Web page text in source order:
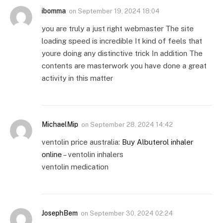
ibomma on September 19, 2024 18:04
you are truly a just right webmaster The site
loading speed is incredible It kind of feels that
youre doing any distinctive trick In addition The
contents are masterwork you have done a great
activity in this matter
MichaelMip on September 28, 2024 14:42
ventolin price australia: Buy Albuterol inhaler
online – ventolin inhalers
ventolin medication
JosephBem on September 30, 2024 02:24